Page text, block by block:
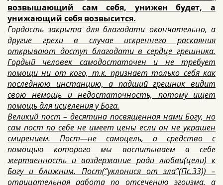
возвышающий сам себя, унижен будет, а
унижающий себя возвысится.
Гордость закрыта для благодати окончательно, а
другие грехи в случае искреннего раскаяния
открывают доступ благодати в сердце грешника.
Гордый человек самодостаточен и не требует
помощи ни от кого, т.к. признает только себя как
последнюю инстанцию, а падший грешник видит
свою немощь и недостаточность, потому ищет
помощь для исцеления у Бога.
Великий пост – десятина посвященная нами Богу, но
сам пост по себе не имеет цены если он не украшен
смирением. Пост—не самоцель, а средство с
помощью которого мы воспитываем в себе
жертвенность и воздержание ради любви(цели) к
Богу и ближним. Пост(“уклонися от зла”(Пс.33)) –
отрицательная работа по отсечению эгоизма, а